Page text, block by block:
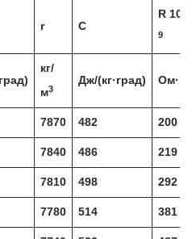
r C
R 10
9
кг/
м3
Дж/(кг·град) Ом·м
7870 482 200
7840 486 219
7810 498 292
7780 514 381